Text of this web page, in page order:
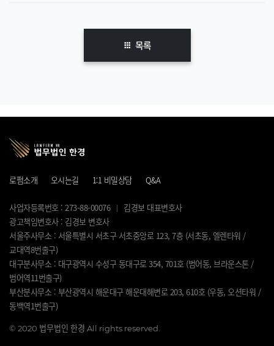
목록
로펌소개 오시는길 1:1 비밀상담 Q&A
사업자등록번호 : 273-88-00076
김경보 대표변호사
광고책임변호사 : 김경보 변호사
서울주사무소 : 서울특별시 서초구 서초중앙로 123, 7층 (서초동, 엘렌타워 /
교대역8번출구)
대구분사무소 : 대구광역시 수성구 동대구로 354, 701호 (범어동, 브라운스톤 /
범어역11번출구)
부산분사무소 : 부산광역시 해운대구 해운대해변로 203, 610호 (우동, 오션타워 /
동백역1번출구)
© 2020 법무법인 한경 All rights reserved.